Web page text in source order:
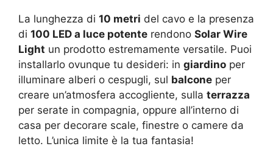
La lunghezza di 10 metri del cavo e la presenza
di 100 LED a luce potente rendono Solar Wire
Light un prodotto estremamente versatile. Puoi
installarlo ovunque tu desideri: in giardino per
illuminare alberi o cespugli, sul balcone per
creare un’atmosfera accogliente, sulla terrazza
per serate in compagnia, oppure all’interno di
casa per decorare scale, finestre o camere da
letto. L’unica limite è la tua fantasia!